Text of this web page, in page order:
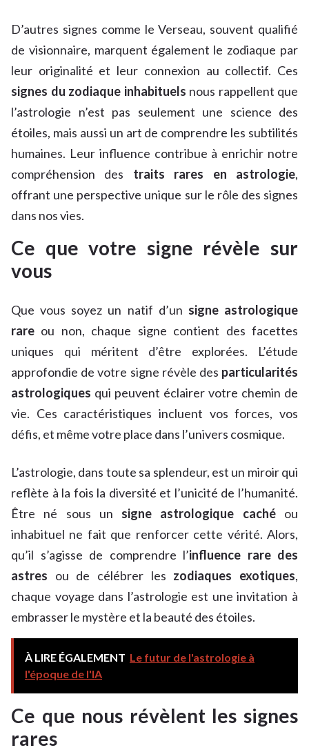
D’autres signes comme le Verseau, souvent qualifié
de visionnaire, marquent également le zodiaque par
leur originalité et leur connexion au collectif. Ces
signes du zodiaque inhabituels nous rappellent que
l’astrologie n’est pas seulement une science des
étoiles, mais aussi un art de comprendre les subtilités
humaines. Leur influence contribue à enrichir notre
compréhension des traits rares en astrologie,
offrant une perspective unique sur le rôle des signes
dans nos vies.
Ce que votre signe révèle sur
vous
Que vous soyez un natif d’un signe astrologique
rare ou non, chaque signe contient des facettes
uniques qui méritent d’être explorées. L’étude
approfondie de votre signe révèle des particularités
astrologiques qui peuvent éclairer votre chemin de
vie. Ces caractéristiques incluent vos forces, vos
défis, et même votre place dans l’univers cosmique.
L’astrologie, dans toute sa splendeur, est un miroir qui
reflète à la fois la diversité et l’unicité de l’humanité.
Être né sous un signe astrologique cachéou
inhabituel ne fait que renforcer cette vérité. Alors,
qu’il s’agisse de comprendre l’influence rare des
astres ou de célébrer les zodiaques exotiques,
chaque voyage dans l’astrologie est une invitation à
embrasser le mystère et la beauté des étoiles.
À LIRE ÉGALEMENT Le futur de l'astrologie à
l'époque de l'IA
Ce que nous révèlent les signes
rares